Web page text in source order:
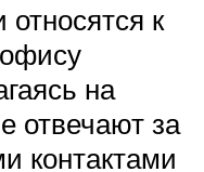
к
на
отвечают за
контактами